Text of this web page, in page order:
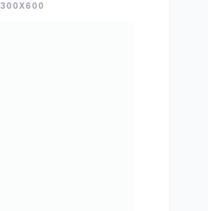
300X600